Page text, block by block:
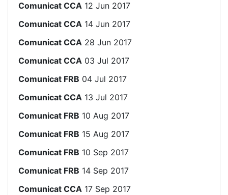
Comunicat CCA 12 Jun 2017
Comunicat CCA 14 Jun 2017
Comunicat CCA 28 Jun 2017
Comunicat CCA 03 Jul 2017
Comunicat FRB 04 Jul 2017
Comunicat CCA 13 Jul 2017
Comunicat FRB 10 Aug 2017
Comunicat FRB 15 Aug 2017
Comunicat FRB 10 Sep 2017
Comunicat FRB 14 Sep 2017
Comunicat CCA 17 Sep 2017